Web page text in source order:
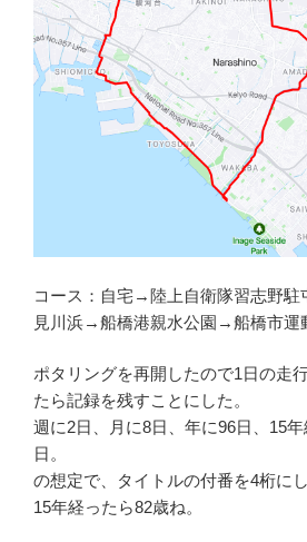
コース：自宅→陸上自衛隊習志野
見川浜→船橋港親水公園→船橋市
ポタリングを再開したので1日の走
たら記録を残すことにした。
週に2日、月に8日、年に96日、15
日。
の想定で、タイトルの付番を4桁にし
15年経ったら82歳ね。